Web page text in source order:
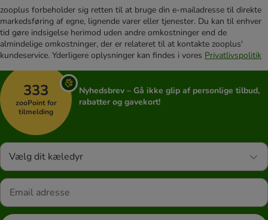
zooplus forbeholder sig retten til at bruge din e-mailadresse til direkte
markedsføring af egne, lignende varer eller tjenester. Du kan til enhver
tid gøre indsigelse herimod uden andre omkostninger end de
almindelige omkostninger, der er relateret til at kontakte zooplus'
kundeservice. Yderligere oplysninger kan findes i vores Privatlivspolitik
333
zooPoint for
tilmelding
Nyhedsbrev – Gå ikke glip af personlige tilbud,
rabatter og gavekort!
Vælg dit kæledyr